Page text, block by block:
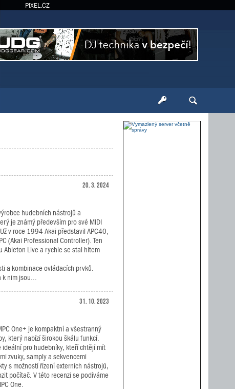
PIXEL.CZ
20. 3. 2024
hudebních nástrojů a
je známý především pro své MIDI
v roce 1994 Akai představil APC40,
(Akai Professional Controller). Ten
Ableton Live a rychle se stal hitem
a kombinace ovládacích prvků.
nim jsou...
31. 10. 2023
One+ je kompaktní a všestranný
který nabízí širokou škálu funkcí.
ideální pro hudebníky, kteří chtějí mít
zvuky, samply a sekvencemi
s možností řízení externích nástrojů,
počítač. V této recenzi se podíváme
One.